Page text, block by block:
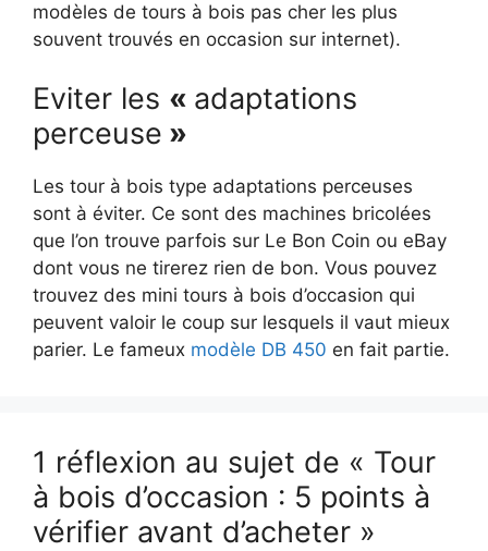
modèles de tours à bois pas cher les plus
souvent trouvés en occasion sur internet).
Eviter les « adaptations
perceuse »
Les tour à bois type adaptations perceuses
sont à éviter. Ce sont des machines bricolées
que l’on trouve parfois sur Le Bon Coin ou eBay
dont vous ne tirerez rien de bon. Vous pouvez
trouvez des mini tours à bois d’occasion qui
peuvent valoir le coup sur lesquels il vaut mieux
parier. Le fameux modèle ​DB 450 en fait partie.
1 réflexion au sujet de « Tour
à bois d’occasion : 5 points à
vérifier avant d’acheter »